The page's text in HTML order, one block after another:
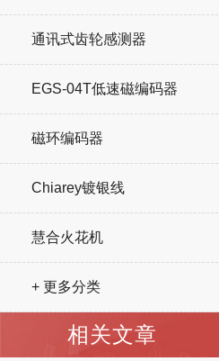
通讯式齿轮感测器
EGS-04T低速磁编码器
磁环编码器
Chiarey镀银线
慧合火花机
+ 更多分类
相关文章